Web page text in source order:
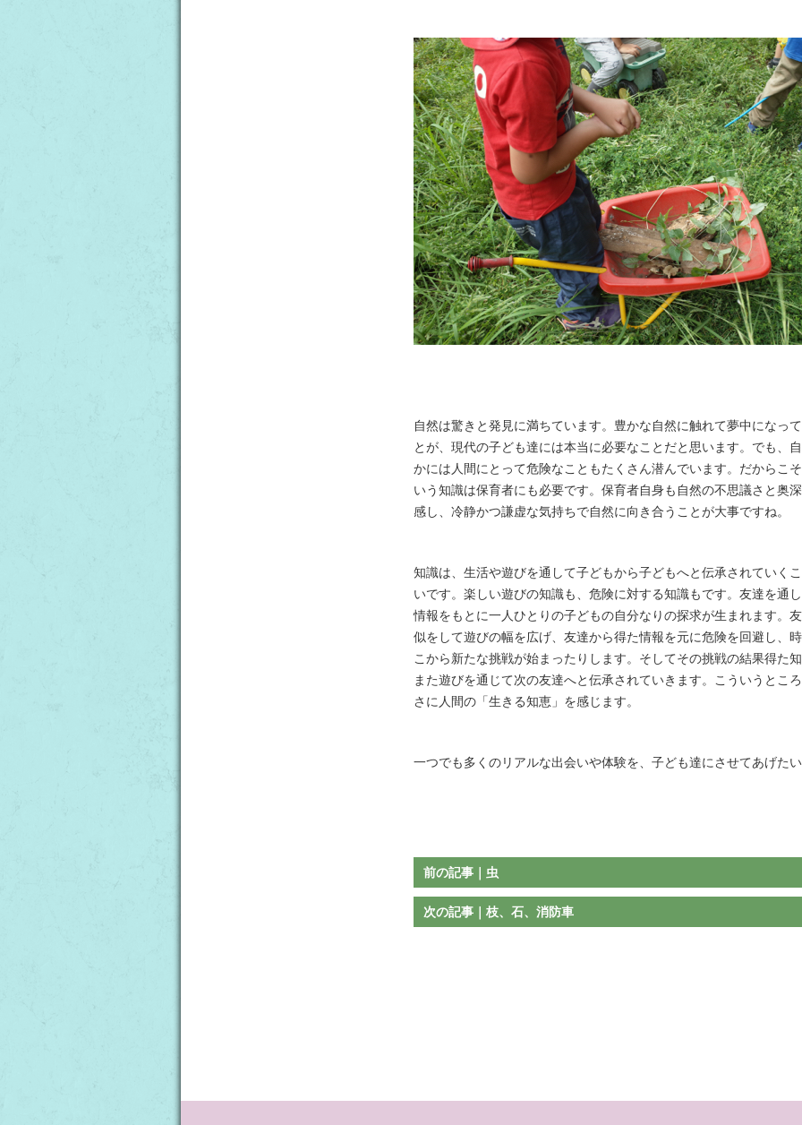
自然は驚きと発見に満ちています。豊かな自然に触れて夢中になっ
とが、現代の子ども達には本当に必要なことだと思います。でも、
かには人間にとって危険なこともたくさん潜んでいます。だからこ
いう知識は保育者にも必要です。保育者自身も自然の不思議さと奥
感し、冷静かつ謙虚な気持ちで自然に向き合うことが大事ですね。
知識は、生活や遊びを通して子どもから子どもへと伝承されていく
いです。楽しい遊びの知識も、危険に対する知識もです。友達を通
情報をもとに一人ひとりの子どもの自分なりの探求が生まれます。
似をして遊びの幅を広げ、友達から得た情報を元に危険を回避し、
こから新たな挑戦が始まったりします。そしてその挑戦の結果得た
また遊びを通じて次の友達へと伝承されていきます。こういうとこ
さに人間の「生きる知恵」を感じます。
一つでも多くのリアルな出会いや体験を、子ども達にさせてあげた
前の記事｜虫
次の記事｜枝、石、消防車